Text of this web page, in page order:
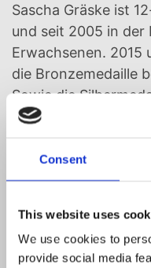
Consent
This website uses
We use cookies to
provide social media
Sascha Gräske ist
und seit 2005 in
Erwachsenen. 2015
die Bronzemedaille
Sowie die
Zusammen mit
Trainerteam vom
bereiten die Sportler
besitzen die
vergangenen Jahr